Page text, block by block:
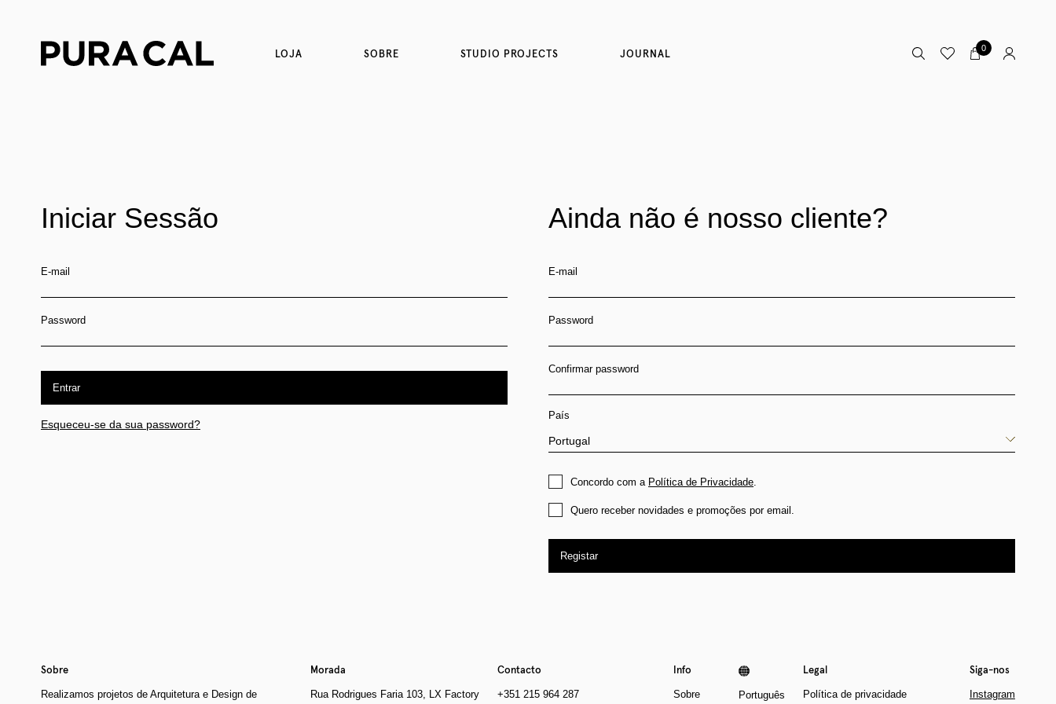
LOJA SOBRE STUDIO PROJECTS JOURNAL
0
Iniciar Sessão
E-mail
Password
Entrar
Esqueceu-se da sua password?
Ainda não é nosso cliente?
E-mail
Password
Confirmar password
País
Concordo com a Política de Privacidade.
Quero receber novidades e promoções por email.
Registar
Sobre
Realizamos projetos de Arquitetura e Design de
Morada
Rua Rodrigues Faria 103, LX Factory
Contacto
+351 215 964 287
Info
Sobre Português
Legal
Política de privacidade
Siga-nos
Instagram